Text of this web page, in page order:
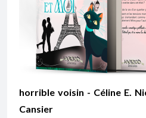
horrible voisin - Céline E.
Cansier